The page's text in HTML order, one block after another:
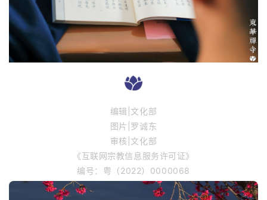
编辑|文化部
图片|罗诚东
审核|文化部
《互联网宗教信息服务许可证》
编号：粤（2022）0000068